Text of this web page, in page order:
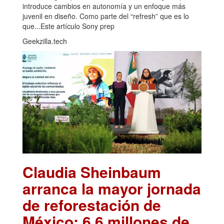
introduce cambios en autonomía y un enfoque más
juvenil en diseño. Como parte del “refresh” que es lo
que...Este artículo Sony prep
Geekzilla.tech
Claudia Sheinbaum
arranca la mayor jornada
de reforestación de